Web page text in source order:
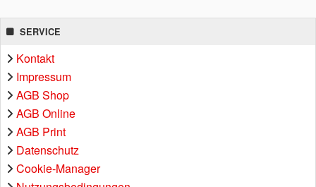
SERVICE
Kontakt
Impressum
AGB Shop
AGB Online
AGB Print
Datenschutz
Cookie-Manager